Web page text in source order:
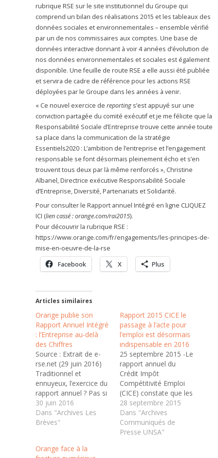
rubrique RSE sur le site institutionnel du Groupe qui
comprend un bilan des réalisations 2015 et les tableaux des
données sociales et environnementales – ensemble vérifié
par un de nos commissaires aux comptes. Une base de
données interactive donnant à voir 4 années d’évolution de
nos données environnementales et sociales est également
disponible. Une feuille de route RSE a elle aussi été publiée
et servira de cadre de référence pour les actions RSE
déployées par le Groupe dans les années à venir.
« Ce nouvel exercice dereporting s’est appuyé sur une
conviction partagée du comité exécutif et je me félicite que la
Responsabilité Sociale d’Entreprise trouve cette année toute
sa place dans la communication de la stratégie
Essentiels2020 : L’ambition de l’entreprise et l’engagement
responsable se font désormais pleinement écho et s’en
trouvent tous deux par là même renforcés », Christine
Albanel, Directrice exécutive Responsabilité Sociale
d’Entreprise, Diversité, Partenariats et Solidarité.
Pour consulter le Rapport annuel Intégré en ligne CLIQUEZ
ICI (lien cassé : orange.com/rai2015).
Pour découvrir la rubrique RSE :
https://www.orange.com/fr/engagements/les-principes-de-
mise-en-oeuvre-de-la-rse
Facebook X Plus
Articles similaires
Orange publie son
Rapport Annuel Intégré
: l’Entreprise au-delà
des Chiffres
Source : Extrait de e-
rse.net (29 juin 2016)
Traditionnel et
ennuyeux, l’exercice du
rapport annuel ? Pas si
sûr… Pour une
entreprise cotée au
CAC 40, c’est toujours
institutionnelle
30 juin 2016
Dans "Archives Les
Brèves"
Rapport 2015 CICE le
passage à l’acte pour
l’emploi est désormais
indispensable en 2016
25 septembre 2015 -Le
rapport annuel du
Crédit Impôt
Compétitivité Emploi
(CICE) constate que les
entreprises se sont
désormais approprié
ce dispositif puisque
14,2 milliards ont été
28 septembre 2015
Dans "Archives
Communiqués de
Presse UNSA"
Orange face à la